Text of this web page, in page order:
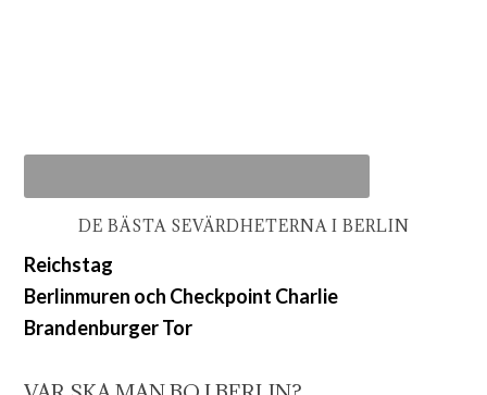
DE BÄSTA SEVÄRDHETERNA I BERLIN
Reichstag
Berlinmuren och Checkpoint Charlie
Brandenburger Tor